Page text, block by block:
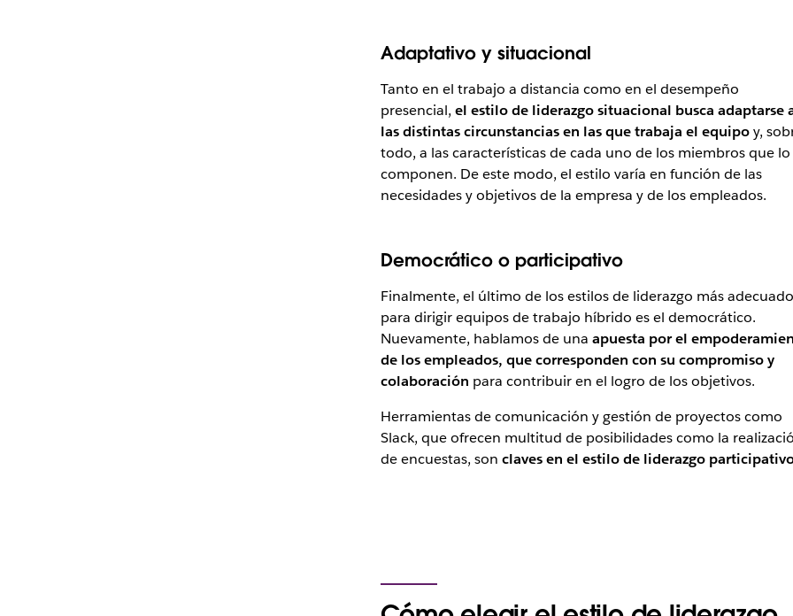
Adaptativo y situacional
Tanto en el trabajo a distancia como en el desempeño
presencial, el estilo de liderazgo situacional busca adaptarse
las distintas circunstancias en las que trabaja el equipoy,
todo, a las características de cada uno de los miembros que lo
componen. De este modo, el estilo varía en función de las
necesidades y objetivos de la empresa y de los empleados.
Democrático o participativo
Finalmente, el último de los estilos de liderazgo más
para dirigir equipos de trabajo híbrido es el democrático.
Nuevamente, hablamos de una apuesta por el
de los empleados, que corresponden con su compromiso y
colaboración para contribuir en el logro de los objetivos.
Herramientas de comunicación y gestión de proyectos como
Slack, que ofrecen multitud de posibilidades como la
de encuestas, son claves en el estilo de liderazgo